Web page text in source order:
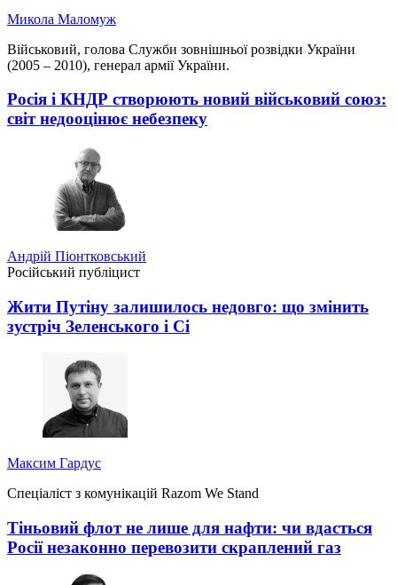
Микола Маломуж
Військовий, голова Служби зовнішньої розвідки України
(2005 – 2010), генерал армії України.
Росія і КНДР створюють новий військовий союз:
світ недооцінює небезпеку
Андрій Піонтковський
Російський публіцист
Жити Путіну залишилось недовго: що змінить
зустріч Зеленського і Сі
Максим Гардус
Спеціаліст з комунікацій Razom We Stand
Тіньовий флот не лише для нафти: чи вдасться
Росії незаконно перевозити скраплений газ